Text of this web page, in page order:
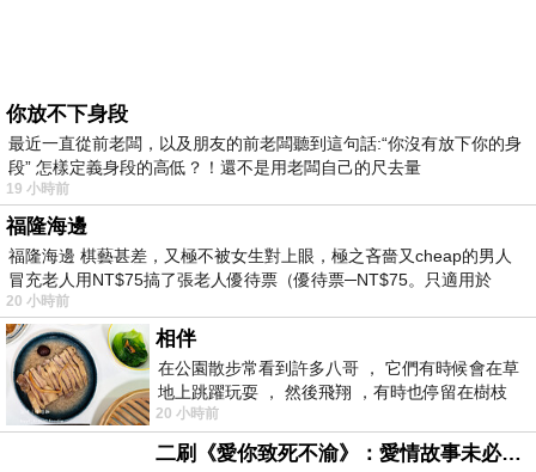
你放不下身段
最近一直從前老闆，以及朋友的前老闆聽到這句話:“你沒有放下你的身
段” 怎樣定義身段的高低？！還不是用老闆自己的尺去量
19 小時前
福隆海邊
福隆海邊 棋藝甚差，又極不被女生對上眼，極之吝嗇又cheap的男人
冒充老人用NT$75搞了張老人優待票（優待票─NT$75。只適用於
20 小時前
相伴
在公園散步常看到許多八哥 ， 它們有時候會在草
地上跳躍玩耍 ， 然後飛翔 ，有時也停留在樹枝
上，它們身軀是咖啡色的，鳥喙是黃色
20 小時前
二刷《愛你致死不渝》：愛情故事未必是浪漫故事